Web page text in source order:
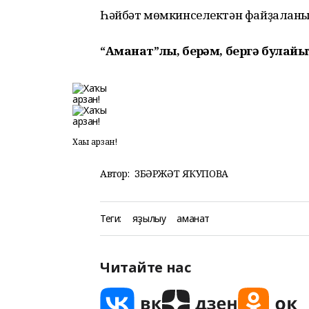
Һәйбәт мөмкинселектән
“Аманат”лы, берҙәм, бергә
Хаҡы арзан!
Автор: ЗӨБӘРЖӘТ ЯҠУПОВА
Теги: яҙылыу аманат
Читайте нас